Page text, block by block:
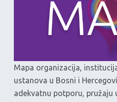
Mapa organizacija,
ustanova u Bosni i
adekvatnu potporu, pružaju